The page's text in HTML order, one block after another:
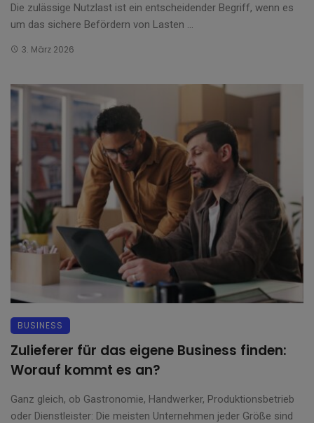
Die zulässige Nutzlast ist ein entscheidender Begriff, wenn es
um das sichere Befördern von Lasten ...
3. März 2026
BUSINESS
Zulieferer für das eigene Business finden:
Worauf kommt es an?
Ganz gleich, ob Gastronomie, Handwerker, Produktionsbetrieb
oder Dienstleister: Die meisten Unternehmen jeder Größe sind